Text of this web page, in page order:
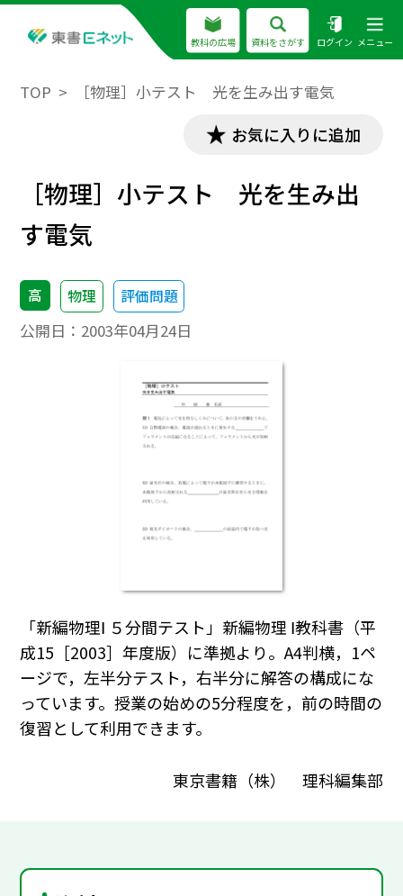
教科の広場 資料をさがす ログイン メニュー
TOP ［物理］小テスト 光を生み出す電気
お気に入りに追加
［物理］小テスト 光を生み出
す電気
高 物理 評価問題
公開日： 2003年04月24日
「新編物理Ⅰ ５分間テスト」新編物理 Ⅰ教科書（平
成15［2003］年度版）に準拠より。A4判横，1ペ
ージで，左半分テスト，右半分に解答の構成にな
っています。授業の始めの5分程度を，前の時間の
復習として利用できます。
東京書籍（株） 理科編集部